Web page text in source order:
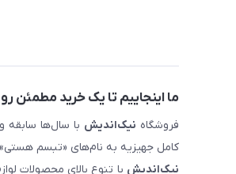
ما اینجاییم تا یک خرید مطمئن
فروشگاه نیک‌اندیش
کامل جهیزیه به نام‌های «تبسم هستی»
نیک‌اندیش با تنوع بالای محصولات